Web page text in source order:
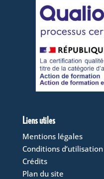
Liens utiles
Mentions légales
Conditions d’utilisation
Crédits
Plan du site